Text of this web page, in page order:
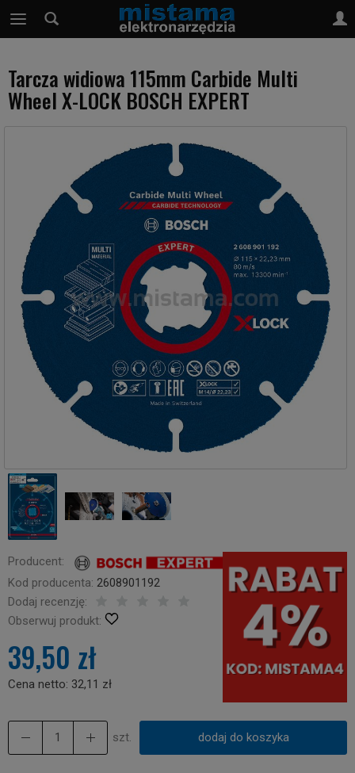
Tarcza widiowa 115mm Carbide Multi
Wheel X-LOCK BOSCH EXPERT
Producent:
Kod producenta: 2608901192
Dodaj recenzję:
Obserwuj produkt:
39,50 zł
Cena netto: 32,11 zł
szt. dodaj do koszyka